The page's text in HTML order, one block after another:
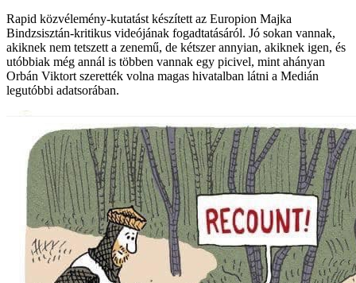
Rapid közvélemény-kutatást készített az Europion Majka
Bindzsisztán-kritikus videójának fogadtatásáról. Jó sokan vannak,
akiknek nem tetszett a zenemű, de kétszer annyian, akiknek igen, és
utóbbiak még annál is többen vannak egy picivel, mint ahányan
Orbán Viktort szerették volna magas hivatalban látni a Medián
legutóbbi adatsorában.